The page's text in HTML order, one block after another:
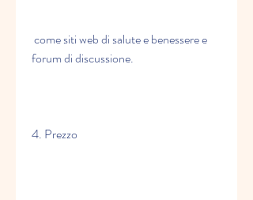
forum di discussione.
4. Prezzo